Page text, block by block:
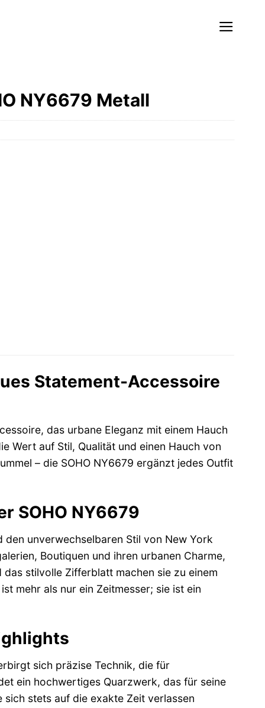
NY6679 Metall
Statement-Accessoire
das urbane Eleganz mit einem Hauch
Wert auf Stil, Qualität und einen Hauch von
– die SOHO NY6679 ergänzt jedes Outfit
SOHO NY6679
den unverwechselbaren Stil von New York
Boutiquen und ihren urbanen Charme,
stilvolle Zifferblatt machen sie zu einem
mehr als nur ein Zeitmesser; sie ist ein
sich präzise Technik, die für
ein hochwertiges Quarzwerk, das für seine
stets auf die exakte Zeit verlassen